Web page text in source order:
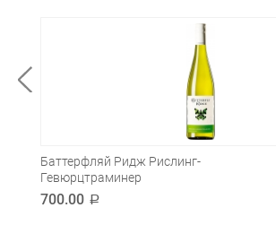
Баттерфляй Ридж Рислинг-
Гевюрцтраминер
700.00 a